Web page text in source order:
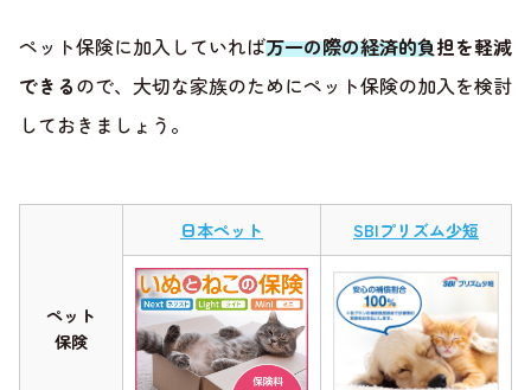
ペット保険に加入していれば万一の際の経済的負担を軽減
できるので、大切な家族のためにペット保険の加入を検討
しておきましょう。
ペット
保険
日本ペット SBIプリズム少短